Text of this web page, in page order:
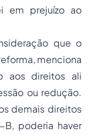
em prejuízo ao
que o
menciona
aos direitos ali
ou redução.
demais direitos
poderia haver